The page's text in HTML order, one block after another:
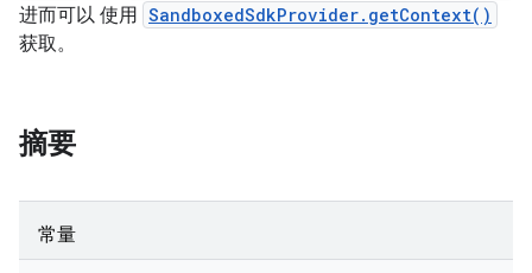
进而可以 使用 SandboxedSdkProvider.getContext()
获取。
摘要
常量